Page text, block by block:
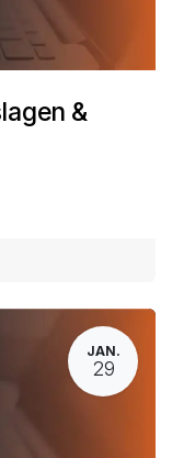
&
JAN.
29